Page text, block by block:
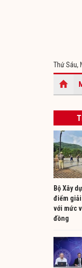
Thứ Sáu,
Bộ Xây
điểm giải
với mức
đồng